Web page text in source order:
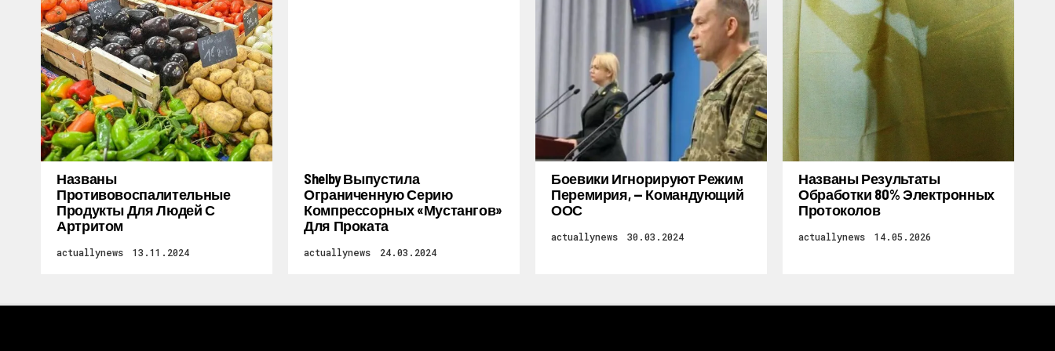
Названы
Противовоспалительные
Продукты Для Людей С
Артритом
actuallynews 13.11.2024
Shelby Выпустила
Ограниченную Серию
Компрессорных «Мустангов»
Для Проката
actuallynews 24.03.2024
Боевики Игнорируют Режим
Перемирия, — Командующий
ООС
actuallynews 30.03.2024
Названы Результаты
Обработки 80% Электронных
Протоколов
actuallynews 14.05.2026